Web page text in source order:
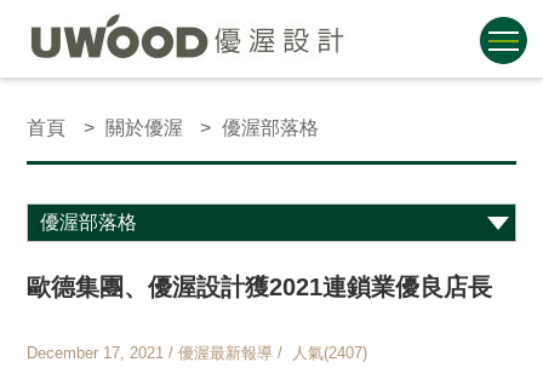
首頁 關於優渥 優渥部落格
歐德集團、優渥設計獲2021連鎖業優良店長
December 17, 2021 / 優渥最新報導 / 人氣(2407)